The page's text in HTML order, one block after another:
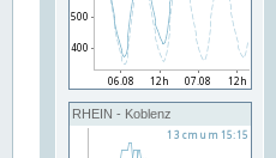
RHEIN - Koblenz